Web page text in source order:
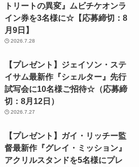
トリートの異変』ムビチケオンラ
イン券を3名様に☆【応募締切：8
月9日】
2026.7.28
【プレゼント】ジェイソン・ステ
イサム最新作『シェルター』先行
試写会に10名様ご招待☆（応募締
切：8月12日）
2026.7.27
【プレゼント】ガイ・リッチー監
督最新作『グレイ・ミッション』
アクリルスタンドを5名様にプレ